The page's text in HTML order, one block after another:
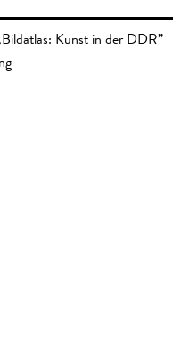
Kunst in der DDR”